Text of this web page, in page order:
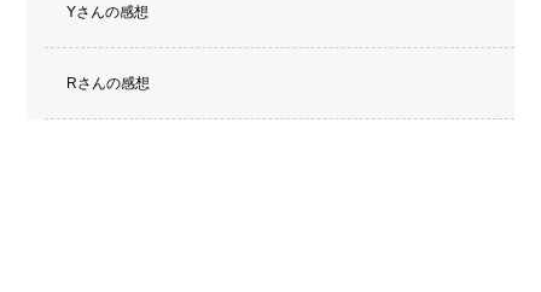
Yさんの感想
Rさんの感想